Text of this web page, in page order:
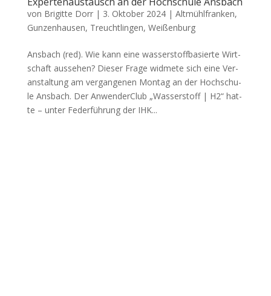
von Brigitte Dorr| 3. Oktober 2024| Altmühlfranken,
Gunzenhausen, Treuchtlingen, Weißenburg
Ans­bach (red). Wie kann eine was­ser­stoff­ba­sier­te Wirt­
schaft aus­se­hen? Die­ser Fra­ge wid­me­te sich eine Ver­
an­stal­tung am ver­gan­ge­nen Mon­tag an der Hoch­schu­
le Ans­bach. Der Anwen­der­Club „Was­ser­stoff | H2“ hat­
te – unter Feder­füh­rung der IHK...